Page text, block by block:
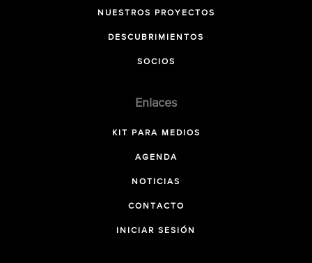
NUESTROS PROYECTOS
DESCUBRIMIENTOS
SOCIOS
Enlaces
KIT PARA MEDIOS
AGENDA
NOTICIAS
CONTACTO
INICIAR SESIÓN